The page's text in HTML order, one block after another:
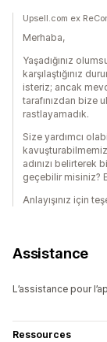
Upsell.com ex
Merhaba,
Yaşadığınız
karşılaştığınız
isteriz; ancak
tarafınızdan bize
rastlayamadık.
Size yardımcı
adınızı
geçebilir misiniz?
Anlayışınız için
Assistance
L’assistance pour
Ressources